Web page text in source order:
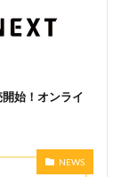
始！オンライ
NEWS